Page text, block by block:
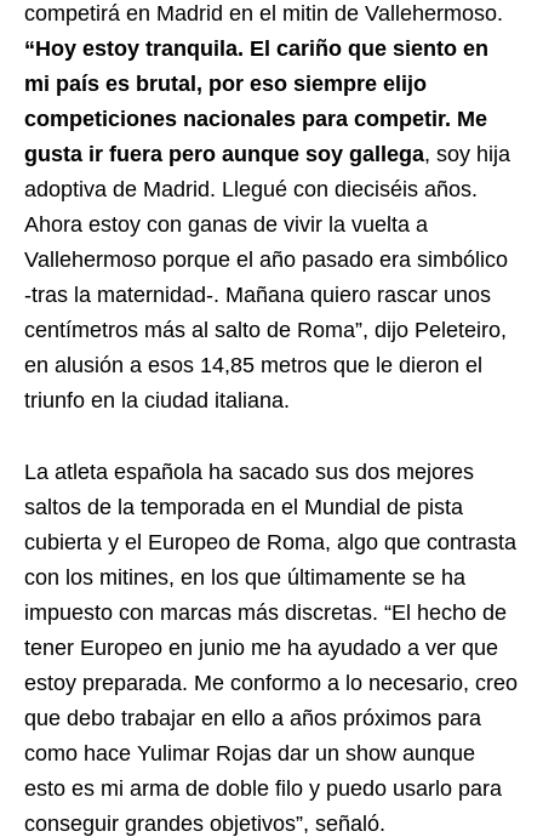
competirá en Madrid en el mitin de Vallehermoso.
“Hoy estoy tranquila. El cariño que siento en
mi país es brutal, por eso siempre elijo
competiciones nacionales para competir. Me
gusta ir fuera pero aunque soy gallega, soy hija
adoptiva de Madrid. Llegué con dieciséis años.
Ahora estoy con ganas de vivir la vuelta a
Vallehermoso porque el año pasado era simbólico
-tras la maternidad-. Mañana quiero rascar unos
centímetros más al salto de Roma”, dijo Peleteiro,
en alusión a esos 14,85 metros que le dieron el
triunfo en la ciudad italiana.
La atleta española ha sacado sus dos mejores
saltos de la temporada en el Mundial de pista
cubierta y el Europeo de Roma, algo que contrasta
con los mitines, en los que últimamente se ha
impuesto con marcas más discretas. “El hecho de
tener Europeo en junio me ha ayudado a ver que
estoy preparada. Me conformo a lo necesario, creo
que debo trabajar en ello a años próximos para
como hace Yulimar Rojas dar un show aunque
esto es mi arma de doble filo y puedo usarlo para
conseguir grandes objetivos”, señaló.